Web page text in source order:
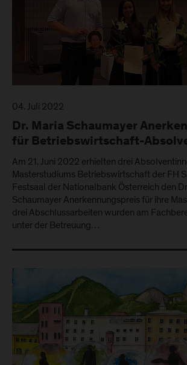
04. Juli 2022
Dr. Maria Schaumayer
für Betriebswirtschaft-
Am 21. Juni 2022 erhielten drei
Masterstudiums Betriebswirtschaft der FH
Festsaal der Nationalbank Österreich den
Schaumayer Anerkennungspreis für ihre
drei Abschlussarbeiten wurden am
unter der Betreuung…